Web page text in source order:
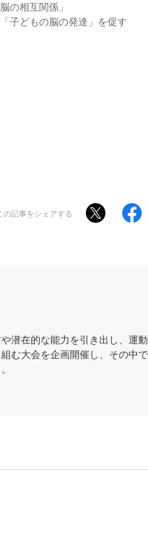
の相互関係」
子どもの脳の発達」を促す
の記事をシェアする
潜在的な能力を引き出し、運
む大会を企画開催し、その中